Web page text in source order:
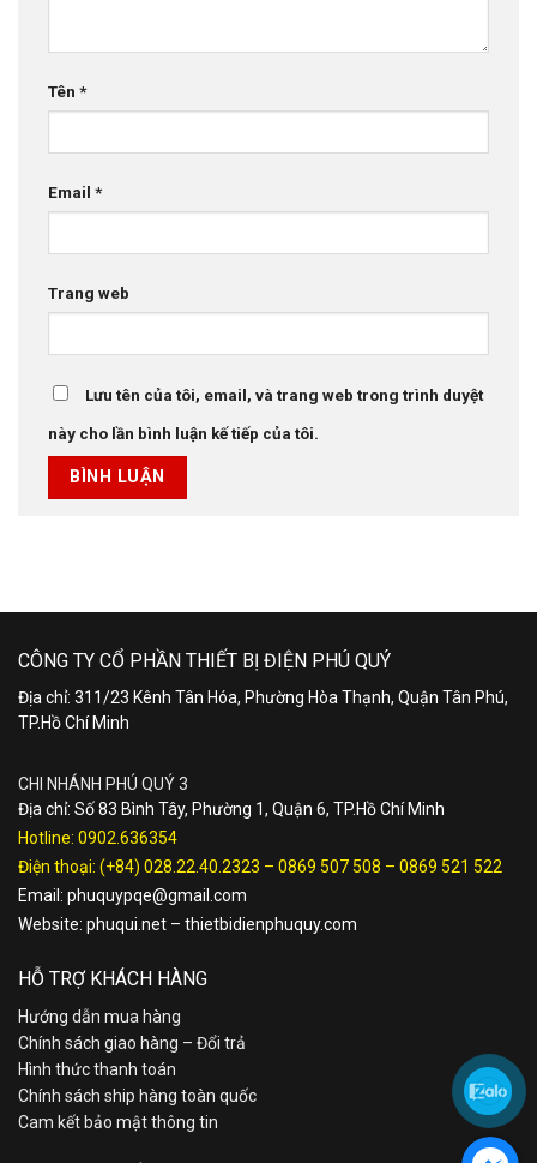
Tên *
Email *
Trang web
Lưu tên của tôi, email, và trang web trong trình duyệt
này cho lần bình luận kế tiếp của tôi.
CÔNG TY CỔ PHẦN THIẾT BỊ ĐIỆN PHÚ QUÝ
Địa chỉ: 311/23 Kênh Tân Hóa, Phường Hòa Thạnh, Quận Tân Phú,
TP.Hồ Chí Minh
CHI NHÁNH PHÚ QUÝ 3
Địa chỉ: Số 83 Bình Tây, Phường 1, Quận 6, TP.Hồ Chí Minh
Hotline: 0902.636354
Điện thoại: (+84) 028.22.40.2323 – 0869 507 508 – 0869 521 522
Email: phuquypqe@gmail.com
Website: phuqui.net – thietbidienphuquy.com
HỖ TRỢ KHÁCH HÀNG
Hướng dẫn mua hàng
Chính sách giao hàng – Đổi trả
Hình thức thanh toán
Chính sách ship hàng toàn quốc
Cam kết bảo mật thông tin